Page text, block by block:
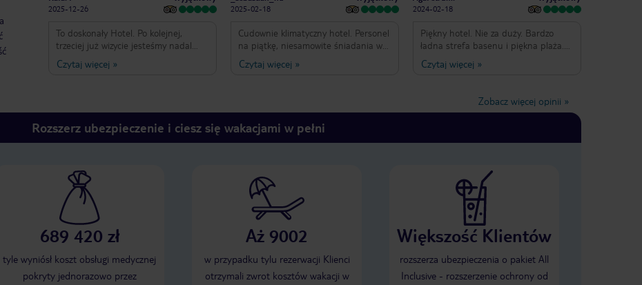
2025-12-26
To doskonały Hotel. Po kolejnej,
trzeciej już wizycie jesteśmy nadal
zauroczeni tym miejscem! Wszystko
jest na najwyższym możliwym
Czytaj więcej »
2025-02-18
Cudownie klimatyczny hotel. Personel
na piątkę, niesamowite śniadania w
towarzystwie muzyki na żywo
,szampana i bogatej oferty znakomitej
.Połażenie hotelu super blisko
lotniska i centrum miasta ,
Czytaj więcej »
2024-02-18
Piękny hotel. Nie za duży. Bardzo
ładna strefa basenu i piękna plaża.
Można odpocząć zamawiając napoje i
przekąski na plażę. Rewelacyjne
duże, ale wystrój przeciętny.
Ogromne łózko! Niestety pokój z
pokój od strony morza. Bardzo miły i
dużo ludzi. Nie ma kamerlanej
atmosfery.
Czytaj więcej »
Zobacz więcej opinii »
Rozszerz ubezpieczenie i ciesz się wakacjami w pełni
689 420 zł
tyle wyniósł koszt obsługi medycznej
pokryty jednorazowo przez
Aż 9002
w przypadku tylu rezerwacji Klienci
otrzymali zwrot kosztów wakacji w
Większość Klientów
rozszerza ubezpieczenia o pakiet All
Inclusive - rozszerzenie ochrony od